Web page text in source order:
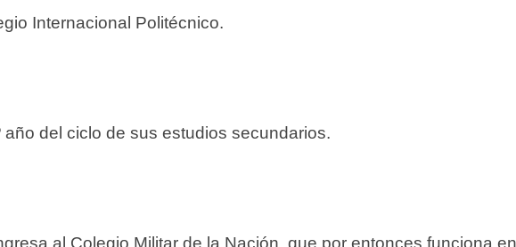
Internacional Politécnico.
año del ciclo de sus estudios secundarios.
al Colegio Militar de la Nación, que por entonces funciona